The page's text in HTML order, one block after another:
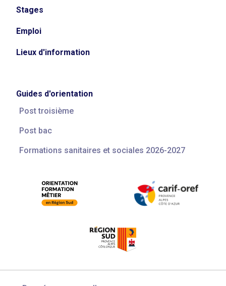
Stages
Emploi
Lieux d'information
Guides d'orientation
Post troisième
Post bac
Formations sanitaires et sociales 2026-2027